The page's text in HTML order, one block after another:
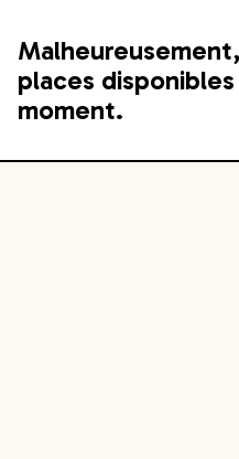
places
moment.